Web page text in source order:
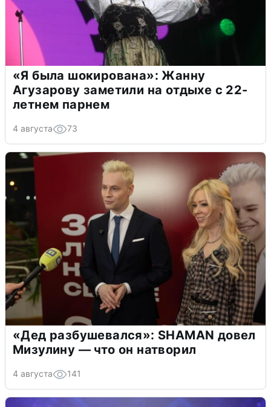
«Я была шокирована»: Жанну
Агузарову заметили на отдыхе с 22-
летнем парнем
4 августа 73
«Дед разбушевался»: SHAMAN довел
Мизулину — что он натворил
4 августа 141